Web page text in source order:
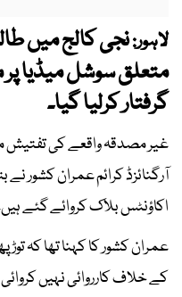
لاہور:نجی کالج میں
گرفتار کرلیا گیا۔
غیر مصدقہ واقعے کی
اکاؤنٹس بلاک کروائے گئے
کے خلاف کارروائی نہیں